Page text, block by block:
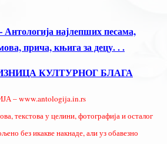
најлепших песама,
прича, књига за децу. . .
КУЛТУРНОГ БЛАГА
– www.antologija.in.rs
текстова у целини, фотографија и осталог
без икакве накнаде, али уз обавезно